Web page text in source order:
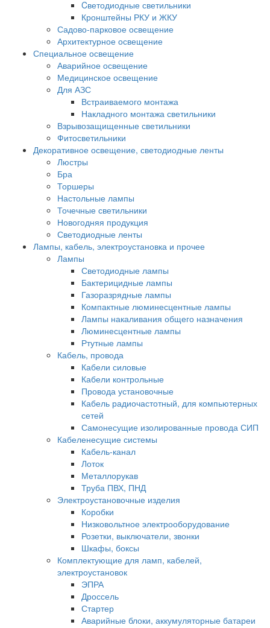
Cветодиодные светильники
Кронштейны РКУ и ЖКУ
Садово-парковое освещение
Архитектурное освещение
Специальное освещение
Аварийное освещение
Медицинское освещение
Для АЗС
Встраиваемого монтажа
Накладного монтажа светильники
Взрывозащищенные светильники
Фитосветильники
Декоративное освещение, светодиодные ленты
Люстры
Бра
Торшеры
Настольные лампы
Точечные светильники
Новогодняя продукция
Светодиодные ленты
Лампы, кабель, электроустановка и прочее
Лампы
Светодиодные лампы
Бактерицидные лампы
Газоразрядные лампы
Компактные люминесцентные лампы
Лампы накаливания общего назначения
Люминесцентные лампы
Ртутные лампы
Кабель, провода
Кабели силовые
Кабели контрольные
Провода установочные
Кабель радиочастотный, для компьютерных
сетей
Самонесущие изолированные провода СИП
Кабеленесущие системы
Кабель-канал
Лоток
Металлорукав
Труба ПВХ, ПНД
Электроустановочные изделия
Коробки
Низковольтное электрооборудование
Розетки, выключатели, звонки
Шкафы, боксы
Комплектующие для ламп, кабелей,
электроустановок
ЭПРА
Дроссель
Стартер
Аварийные блоки, аккумуляторные батареи